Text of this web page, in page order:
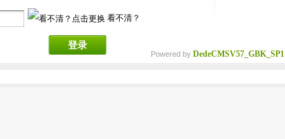
看不清？
登录
Powered by DedeCMSV57_GBK_SP1